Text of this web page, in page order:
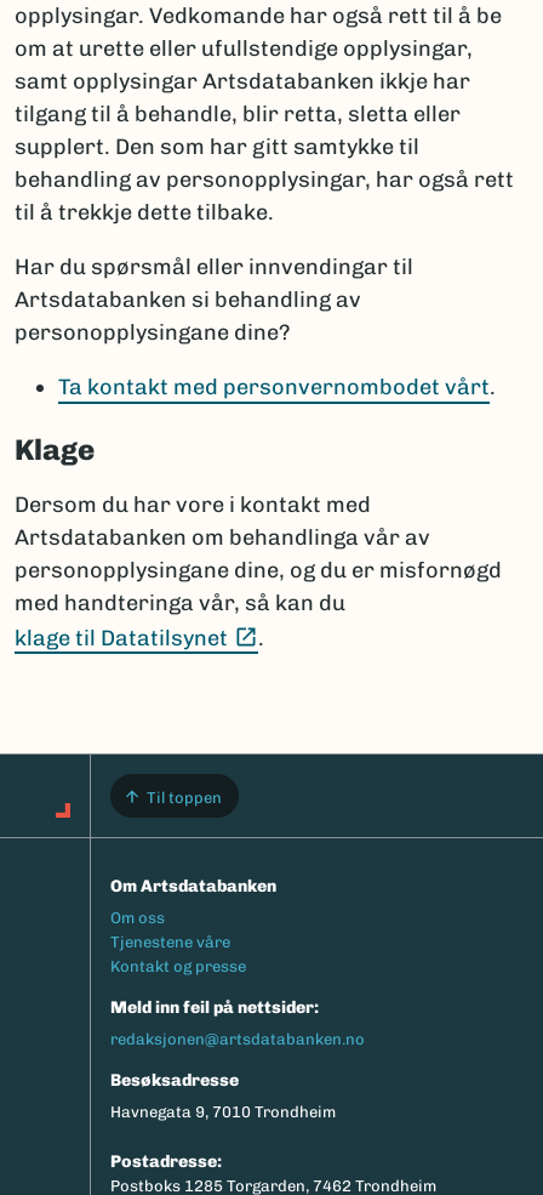
opplysingar. Vedkomande har også rett til å be
om at urette eller ufullstendige opplysingar,
samt opplysingar Artsdatabanken ikkje har
tilgang til å behandle, blir retta, sletta eller
supplert. Den som har gitt samtykke til
behandling av personopplysingar, har også rett
til å trekkje dette tilbake.
Har du spørsmål eller innvendingar til
Artsdatabanken si behandling av
personopplysingane dine?
Ta kontakt med personvernombodet vårt.
Klage
Dersom du har vore i kontakt med
Artsdatabanken om behandlinga vår av
personopplysingane dine, og du er misfornøgd
med handteringa vår, så kan du
klage til Datatilsynet
.
Til toppen
Om Artsdatabanken
Footermeny
Om oss
Tjenestene våre
Kontakt og presse
Meld inn feil på nettsider:
redaksjonen@artsdatabanken.no
Besøksadresse
Havnegata 9, 7010 Trondheim
Postadresse:
Postboks 1285 Torgarden, 7462 Trondheim